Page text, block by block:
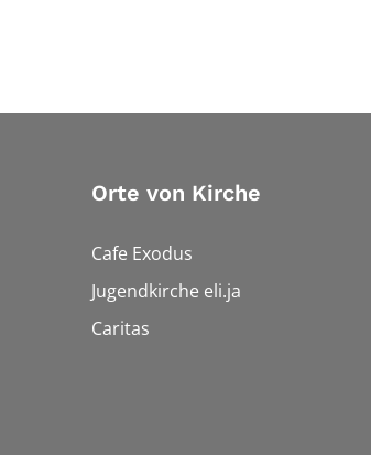
Orte von Kirche
Cafe Exodus
Jugendkirche eli.ja
Caritas